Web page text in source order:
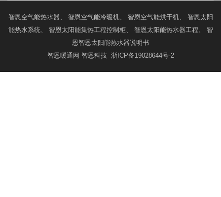
智恩 空气能热水器 、 智恩 空气能冷暖机、 智恩 空气能烘干机、 智恩 太阳
能热水系统 、 智恩 太阳能集热工程控制柜、 智恩 太阳能热水器工程 、 智
恩 智恩太阳能热水器说明书
智恩暖通网 智恩科技 浙ICP备19028644号-2